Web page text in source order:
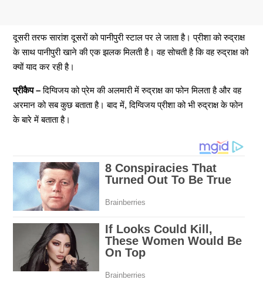
दूसरी तरफ सारांश दूसरों को पानीपुरी स्टाल पर ले जाता है। प्रीशा को रुद्राक्ष
के साथ पानीपुरी खाने की एक झलक मिलती है। वह सोचती है कि वह रुद्राक्ष को
क्यों याद कर रही है।
प्रीकैप –दिग्विजय को प्रेम की अलमारी में रुद्राक्ष का फोन मिलता है और वह
अरमान को सब कुछ बताता है। बाद में, दिग्विजय प्रीशा को भी रुद्राक्ष के फोन
के बारे में बताता है।